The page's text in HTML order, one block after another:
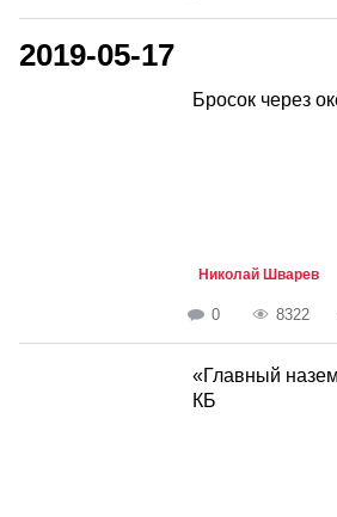
2019-05-17
Бросок через
Николай Шварев
0 8322
«Главный
КБ